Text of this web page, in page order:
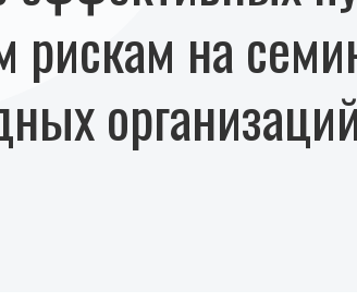
рискам на
организаций